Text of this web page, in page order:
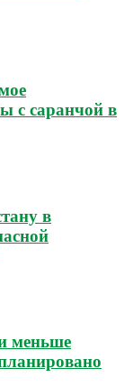
с саранчой в
в
меньше